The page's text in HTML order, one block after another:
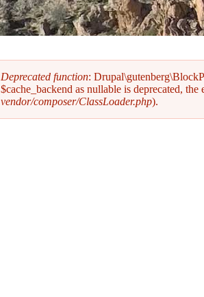
Message
Deprecated function:
$cache_backend as nullable is deprecated,
vendor/composer/ClassLoader.php).